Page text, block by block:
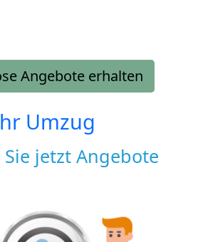
Angebote erhalten
Umzug
jetzt Angebote